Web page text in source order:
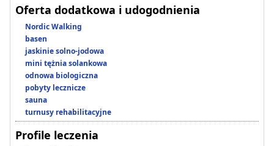
Oferta dodatkowa i udogodnienia
Nordic Walking
basen
jaskinie solno-jodowa
mini tężnia solankowa
odnowa biologiczna
pobyty lecznicze
sauna
turnusy rehabilitacyjne
Profile leczenia